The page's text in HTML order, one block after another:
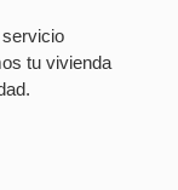
tu vivienda